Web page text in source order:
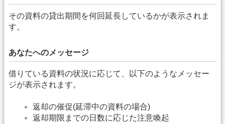
その資料の貸出期間を何回延長しているかが表示されま
す。
あなたへのメッセージ
借りている資料の状況に応じて、以下のようなメッセー
ジが表示されます。
返却の催促(延滞中の資料の場合)
返却期限までの日数に応じた注意喚起